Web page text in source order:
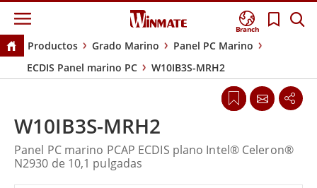
Branch
Productos Grado Marino
Panel PC Marino
ECDIS Panel marino PC
W10IB3S-MRH2
W10IB3S-MRH2
Panel PC marino PCAP ECDIS plano Intel® Celeron®
N2930 de 10,1 pulgadas